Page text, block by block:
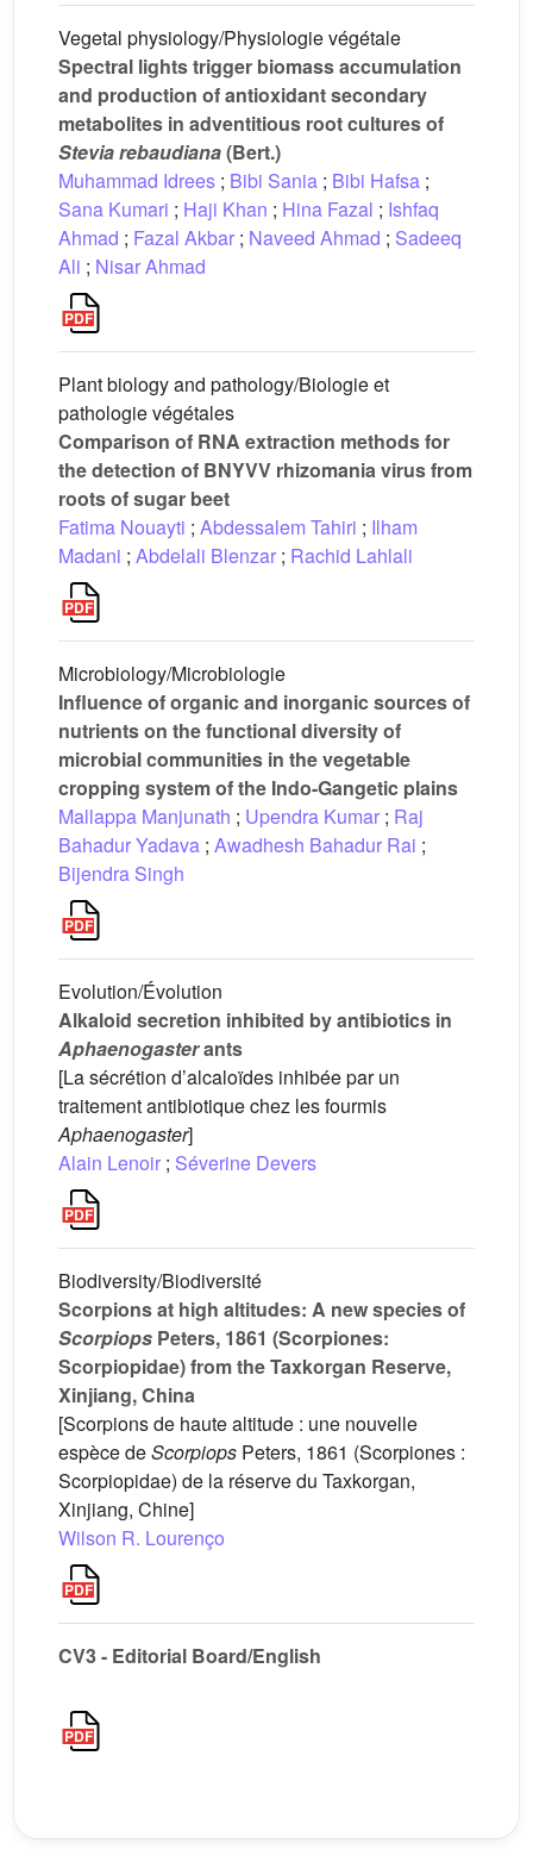
Vegetal physiology/Physiologie végétale
Spectral lights trigger biomass accumulation
and production of antioxidant secondary
metabolites in adventitious root cultures of
Stevia rebaudiana(Bert.)
Muhammad Idrees ; Bibi Sania ; Bibi Hafsa ;
Sana Kumari ; Haji Khan ; Hina Fazal ; Ishfaq
Ahmad ; Fazal Akbar ; Naveed Ahmad ; Sadeeq
Ali ; Nisar Ahmad
Plant biology and pathology/Biologie et
pathologie végétales
Comparison of RNA extraction methods for
the detection of BNYVV rhizomania virus from
roots of sugar beet
Fatima Nouayti ; Abdessalem Tahiri ; Ilham
Madani ; Abdelali Blenzar ; Rachid Lahlali
Microbiology/Microbiologie
Influence of organic and inorganic sources of
nutrients on the functional diversity of
microbial communities in the vegetable
cropping system of the Indo-Gangetic plains
Mallappa Manjunath ; Upendra Kumar ; Raj
Bahadur Yadava ; Awadhesh Bahadur Rai ;
Bijendra Singh
Evolution/Évolution
Alkaloid secretion inhibited by antibiotics in
Aphaenogasterants
[La sécrétion d’alcaloïdes inhibée par un
traitement antibiotique chez les fourmis
Aphaenogaster]
Alain Lenoir ; Séverine Devers
Biodiversity/Biodiversité
Scorpions at high altitudes: A new species of
Scorpiops Peters, 1861 (Scorpiones:
Scorpiopidae) from the Taxkorgan Reserve,
Xinjiang, China
[Scorpions de haute altitude : une nouvelle
espèce deScorpiops Peters, 1861 (Scorpiones :
Scorpiopidae) de la réserve du Taxkorgan,
Xinjiang, Chine]
Wilson R. Lourenço
CV3 - Editorial Board/English